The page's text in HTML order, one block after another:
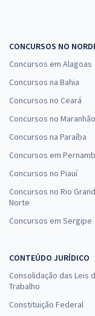
CONCURSOS NO
Concursos em Alagoas
Concursos na Bahia
Concursos no Ceará
Concursos no Maranhão
Concursos na Paraíba
Concursos em
Concursos no Piauí
Concursos no Rio
Norte
Concursos em Sergipe
CONTEÚDO JURÍDICO
Consolidação das Leis
Trabalho
Constituição Federal